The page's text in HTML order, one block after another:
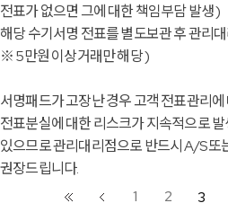
전표가 없으면 그에 대한 책임부담 발생 )
해당 수기서명 전표를 별도보관 후 관리
※ 5만원 이상거래만 해당 )
서명패드가 고장난 경우 고객 전표관리
전표분실에 대한 리스크가 지속적으로
있으므로 관리대리점으로 반드시 A/S 또
권장드립니다.
1
2 3